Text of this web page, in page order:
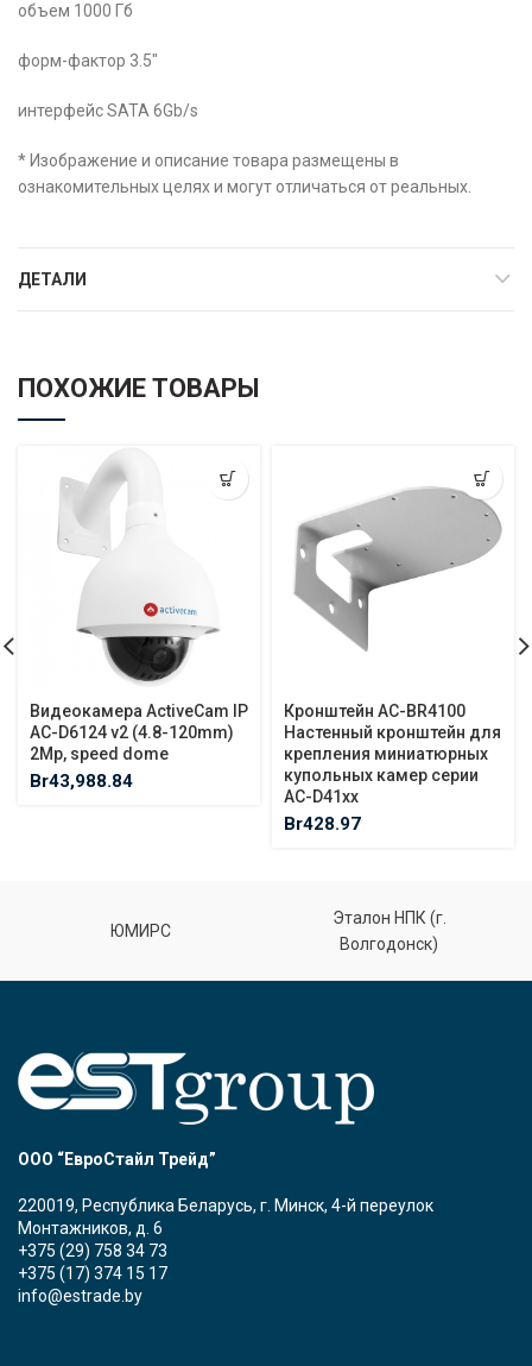
объем 1000 Гб
форм-фактор 3.5″
интерфейс SATA 6Gb/s
* Изображение и описание товара размещены в
ознакомительных целях и могут отличаться от реальных.
ДЕТАЛИ
ПОХОЖИЕ ТОВАРЫ
Видеокамера ActiveCam IP
AC-D6124 v2 (4.8-120mm)
2Mp, speed dome
Br43,988.84
Кронштейн AC-BR4100
Настенный кронштейн для
крепления миниатюрных
купольных камер серии
AC-D41xx
Br428.97
ЮМИРС
Эталон НПК (г.
Волгодонск)
ООО “ЕвроСтайл Трейд”
220019, Республика Беларусь, г. Минск, 4-й переулок
Монтажников, д. 6
+375 (29) 758 34 73
+375 (17) 374 15 17
info@estrade.by